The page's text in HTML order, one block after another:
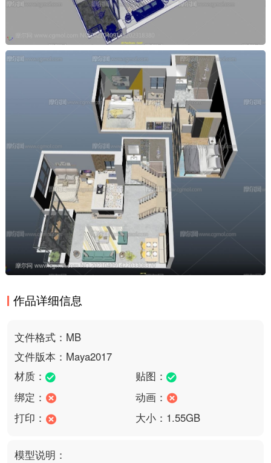
作品详细信息
文件格式：MB
文件版本：Maya2017
材质：
贴图：
绑定：
动画：
打印：
大小：1.55GB
模型说明：